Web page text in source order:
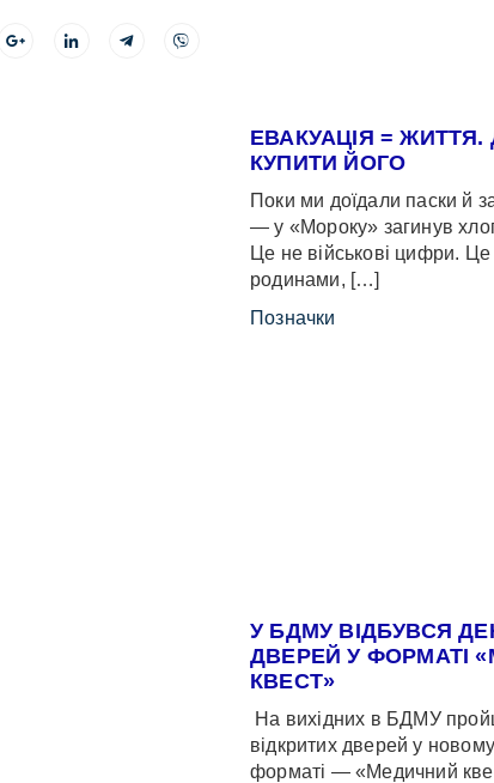
ЕВАКУАЦІЯ =
КУПИТИ ЙОГО
Поки ми доїдали паски й
— у «Мороку» загинув
Це не військові цифри.
родинами, […]
Позначки
У БДМУ ВІДБУВСЯ
ДВЕРЕЙ У ФОРМАТІ
КВЕСТ»
На вихідних в БДМУ
відкритих дверей у
форматі — «Медичний